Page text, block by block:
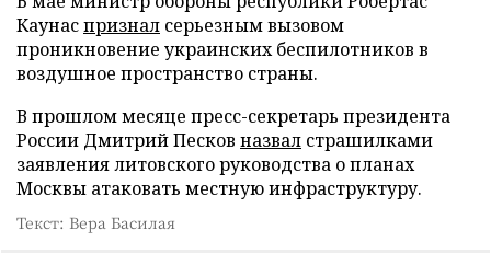
Каунаспризнал серьезным вызовом
проникновение украинских беспилотников в
воздушное пространство страны.
В прошлом месяце пресс-секретарь президента
России Дмитрий Песков назвал страшилками
заявления литовского руководства о планах
Москвы атаковать местную инфраструктуру.
Текст: Вера Басилая